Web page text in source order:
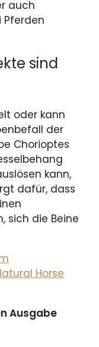
auch
sind
oder kann
der
Chorioptes
kann,
dafür, dass
sich die Beine
Horse
Ausgabe